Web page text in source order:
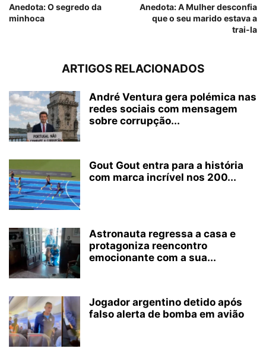
Anedota: O segredo da
minhoca
Anedota: A Mulher desconfia
que o seu marido estava a
trai-la
ARTIGOS RELACIONADOS
André Ventura gera polémica nas
redes sociais com mensagem
sobre corrupção...
Gout Gout entra para a história
com marca incrível nos 200...
Astronauta regressa a casa e
protagoniza reencontro
emocionante com a sua...
Jogador argentino detido após
falso alerta de bomba em avião